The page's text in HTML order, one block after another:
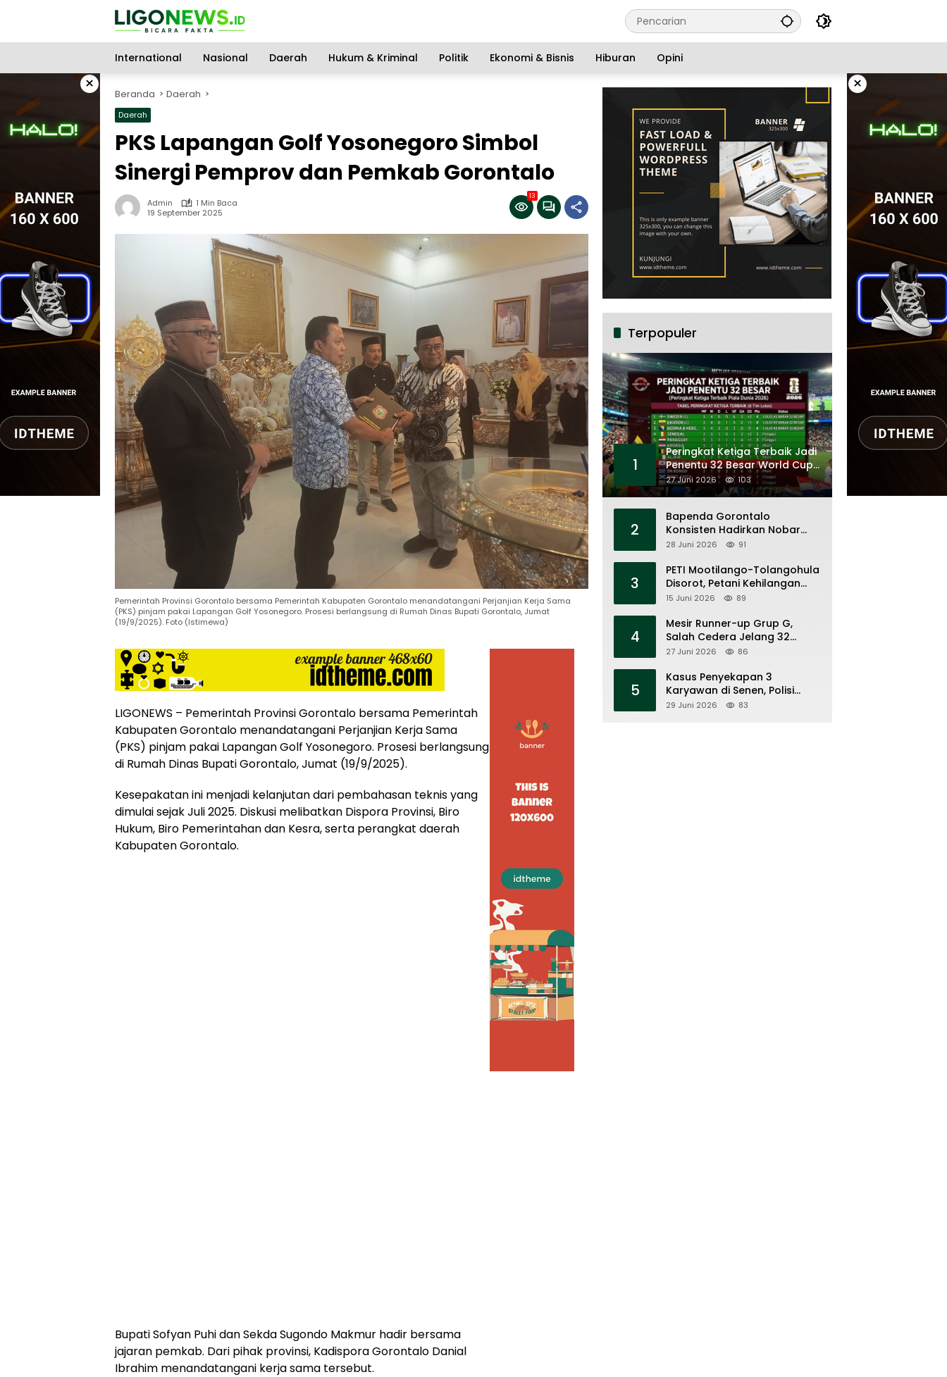
International
Nasional Daerah Hukum & Kriminal Politik Ekonomi & Bisnis Hiburan Opini
× ×
Beranda Daerah
Daerah
PKS Lapangan Golf Yosonegoro Simbol
Sinergi Pemprov dan Pemkab Gorontalo
Admin
1 Min Baca
19 September 2025
13
Pemerintah Provinsi Gorontalo bersama Pemerintah Kabupaten Gorontalo menandatangani Perjanjian Kerja Sama
(PKS) pinjam pakai Lapangan Golf Yosonegoro. Prosesi berlangsung di Rumah Dinas Bupati Gorontalo, Jumat
(19/9/2025). Foto (Istimewa)
LIGONEWS – Pemerintah Provinsi Gorontalo bersama Pemerintah
Kabupaten Gorontalo menandatangani Perjanjian Kerja Sama
(PKS) pinjam pakai Lapangan Golf Yosonegoro. Prosesi berlangsung
di Rumah Dinas Bupati Gorontalo, Jumat (19/9/2025).
Kesepakatan ini menjadi kelanjutan dari pembahasan teknis yang
dimulai sejak Juli 2025. Diskusi melibatkan Dispora Provinsi, Biro
Hukum, Biro Pemerintahan dan Kesra, serta perangkat daerah
Kabupaten Gorontalo.
Bupati Sofyan Puhi dan Sekda Sugondo Makmur hadir bersama
jajaran pemkab. Dari pihak provinsi, Kadispora Gorontalo Danial
Ibrahim menandatangani kerja sama tersebut.
Terpopuler
1
Peringkat Ketiga Terbaik Jadi
Penentu 32 Besar World Cup
2026
27 Juni 2026 103
2
Bapenda Gorontalo
Konsisten Hadirkan Nobar
Piala Dunia, Layanan Pajak,
28 Juni 2026 91
3
PETI Mootilango-Tolangohula
Disorot, Petani Kehilangan
Lahan Saat Pemerintah Fokus
15 Juni 2026 89
4
Mesir Runner-up Grup G,
Salah Cedera Jelang 32
Besar
27 Juni 2026 86
5
Kasus Penyekapan 3
Karyawan di Senen, Polisi
Tahan 7 Tersangka
29 Juni 2026 83